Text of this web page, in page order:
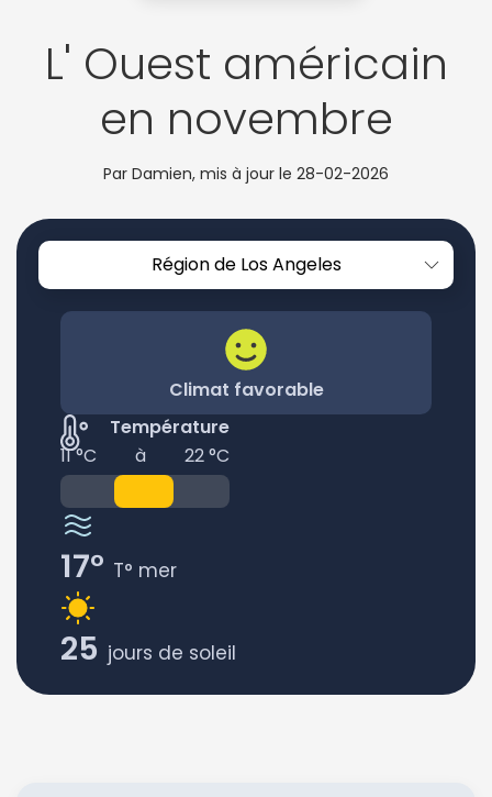
L' Ouest américain
en novembre
Par Damien, mis à jour le 28-02-2026
Région de Los Angeles
Climat favorable
Température
11 °C
à 22 °C
17° T° mer
25 jours de soleil